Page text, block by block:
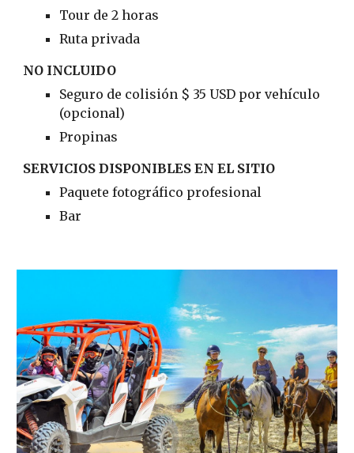
Tour de 2 horas
Ruta privada
NO INCLUIDO
Seguro de colisión $ 35 USD por vehículo
(opcional)
Propinas
SERVICIOS DISPONIBLES EN EL SITIO
Paquete fotográfico profesional
Bar